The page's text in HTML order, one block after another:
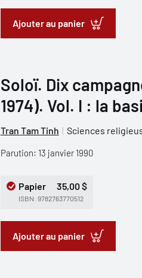
Ajouter au panier
Soloï. Dix
1974). Vol. I : la
Tran Tam Tinh Sciences
Parution: 13 janvier 1990
Papier 35,00 $
ISBN: 9782763770512
Ajouter au panier